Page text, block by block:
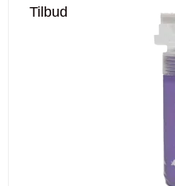
Tilbud